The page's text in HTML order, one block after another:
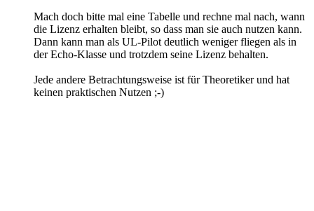
Mach doch bitte mal eine Tabelle und rechne mal nach, wann
die Lizenz erhalten bleibt, so dass man sie auch nutzen kann.
Dann kann man als UL-Pilot deutlich weniger fliegen als in
der Echo-Klasse und trotzdem seine Lizenz behalten.
Jede andere Betrachtungsweise ist für Theoretiker und hat
keinen praktischen Nutzen ;-)